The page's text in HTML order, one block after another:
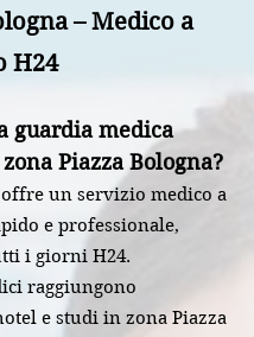
– Medico a
H24
guardia medica
Piazza Bologna?
offre un servizio medico a
e professionale,
i giorni H24.
raggiungono
e studi in zona Piazza